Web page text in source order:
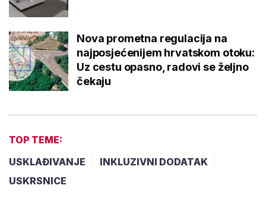
Nova prometna regulacija na
najposjećenijem hrvatskom otoku:
Uz cestu opasno, radovi se željno
čekaju
TOP TEME:
USKLAĐIVANJE
INKLUZIVNI DODATAK
USKRSNICE